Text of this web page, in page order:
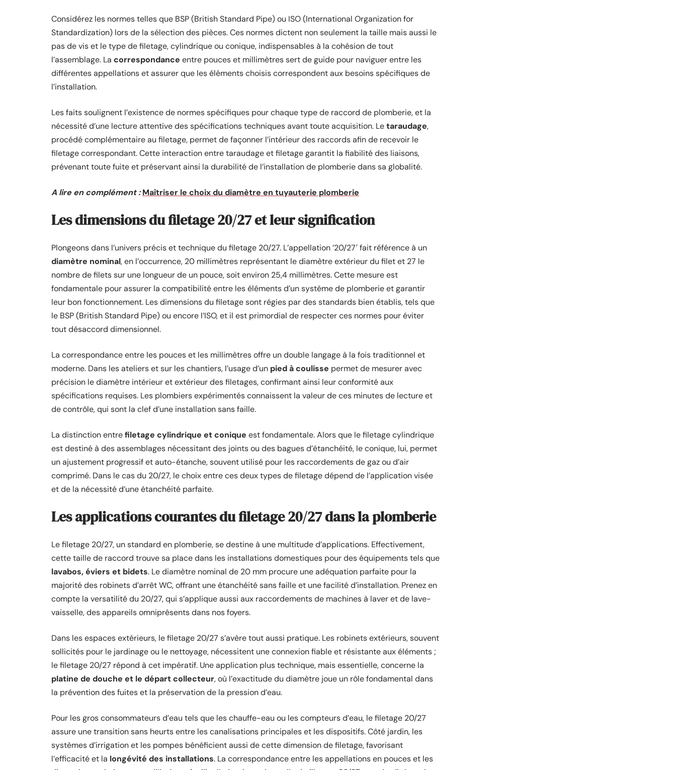
Considérez les normes telles que BSP (British Standard Pipe) ou ISO (International Organization for
Standardization) lors de la sélection des pièces. Ces normes dictent non seulement la taille mais aussi le
pas de vis et le type de filetage, cylindrique ou conique, indispensables à la cohésion de tout
l’assemblage. La correspondance entre pouces et millimètres sert de guide pour naviguer entre les
différentes appellations et assurer que les éléments choisis correspondent aux besoins spécifiques de
l’installation.
Les faits soulignent l’existence de normes spécifiques pour chaque type de raccord de plomberie, et la
nécessité d’une lecture attentive des spécifications techniques avant toute acquisition. Letaraudage,
procédé complémentaire au filetage, permet de façonner l’intérieur des raccords afin de recevoir le
filetage correspondant. Cette interaction entre taraudage et filetage garantit la fiabilité des liaisons,
prévenant toute fuite et préservant ainsi la durabilité de l’installation de plomberie dans sa globalité.
A lire en complément : Maîtriser le choix du diamètre en tuyauterie plomberie
Les dimensions du filetage 20/27 et leur signification
Plongeons dans l’univers précis et technique du filetage 20/27. L’appellation ’20/27′ fait référence à un
diamètre nominal, en l’occurrence, 20 millimètres représentant le diamètre extérieur du filet et 27 le
nombre de filets sur une longueur de un pouce, soit environ 25,4 millimètres. Cette mesure est
fondamentale pour assurer la compatibilité entre les éléments d’un système de plomberie et garantir
leur bon fonctionnement. Les dimensions du filetage sont régies par des standards bien établis, tels que
le BSP (British Standard Pipe) ou encore l’ISO, et il est primordial de respecter ces normes pour éviter
tout désaccord dimensionnel.
La correspondance entre les pouces et les millimètres offre un double langage à la fois traditionnel et
moderne. Dans les ateliers et sur les chantiers, l’usage d’un pied à coulisse permet de mesurer avec
précision le diamètre intérieur et extérieur des filetages, confirmant ainsi leur conformité aux
spécifications requises. Les plombiers expérimentés connaissent la valeur de ces minutes de lecture et
de contrôle, qui sont la clef d’une installation sans faille.
La distinction entrefiletage cylindrique et conique est fondamentale. Alors que le filetage cylindrique
est destiné à des assemblages nécessitant des joints ou des bagues d’étanchéité, le conique, lui, permet
un ajustement progressif et auto-étanche, souvent utilisé pour les raccordements de gaz ou d’air
comprimé. Dans le cas du 20/27, le choix entre ces deux types de filetage dépend de l’application visée
et de la nécessité d’une étanchéité parfaite.
Les applications courantes du filetage 20/27 dans la plomberie
Le filetage 20/27, un standard en plomberie, se destine à une multitude d’applications. Effectivement,
cette taille de raccord trouve sa place dans les installations domestiques pour des équipements tels que
lavabos, éviers et bidets. Le diamètre nominal de 20 mm procure une adéquation parfaite pour la
majorité des robinets d’arrêt WC, offrant une étanchéité sans faille et une facilité d’installation. Prenez en
compte la versatilité du 20/27, qui s’applique aussi aux raccordements de machines à laver et de lave-
vaisselle, des appareils omniprésents dans nos foyers.
Dans les espaces extérieurs, le filetage 20/27 s’avère tout aussi pratique. Les robinets extérieurs, souvent
sollicités pour le jardinage ou le nettoyage, nécessitent une connexion fiable et résistante aux éléments ;
le filetage 20/27 répond à cet impératif. Une application plus technique, mais essentielle, concerne la
platine de douche et le départ collecteur, où l’exactitude du diamètre joue un rôle fondamental dans
la prévention des fuites et la préservation de la pression d’eau.
Pour les gros consommateurs d’eau tels que les chauffe-eau ou les compteurs d’eau, le filetage 20/27
assure une transition sans heurts entre les canalisations principales et les dispositifs. Côté jardin, les
systèmes d’irrigation et les pompes bénéficient aussi de cette dimension de filetage, favorisant
l’efficacité et la longévité des installations. La correspondance entre les appellations en pouces et les